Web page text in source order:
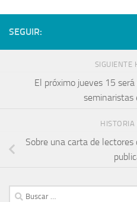
SEGUIR:
SIGUIENTE
El próximo jueves 15
seminaristas
HISTORIA
Sobre una carta de